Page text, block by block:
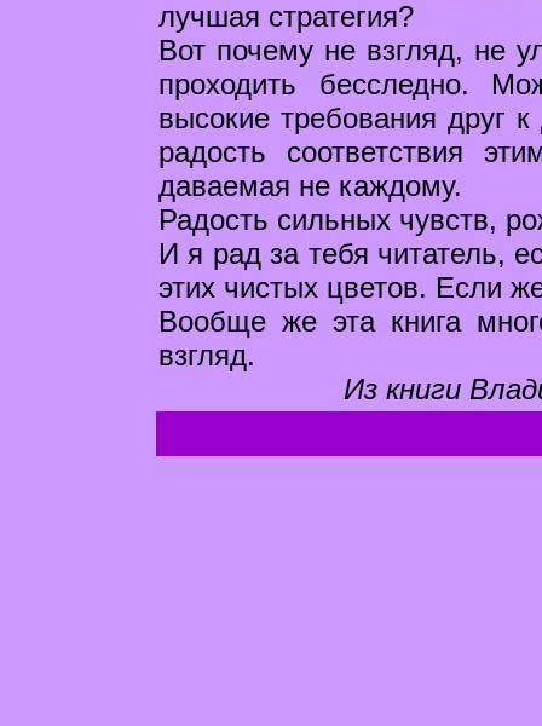
лучшая стратегия?
Вот почему не взгляд, не
проходить бесследно.
высокие требования друг
радость соответствия
даваемая не каждому.
Радость сильных чувств,
И я рад за тебя читатель,
этих чистых цветов. Если
Вообще же эта книга
взгляд.
Из книги